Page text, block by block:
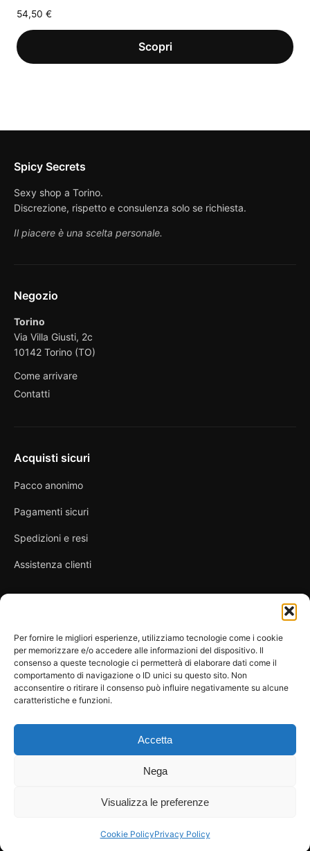
Per fornire le migliori esperienze, utilizziamo tecnologie come i cookie
per memorizzare e/o accedere alle informazioni del dispositivo. Il
consenso a queste tecnologie ci permetterà di elaborare dati come il
comportamento di navigazione o ID unici su questo sito. Non
acconsentire o ritirare il consenso può influire negativamente su alcune
caratteristiche e funzioni.
Accetta
Nega
Visualizza le preferenze
Cookie PolicyPrivacy Policy
54,50 €
Spicy Secrets
Sexy shop a Torino.
Discrezione, rispetto e consulenza solo se richiesta.
Il piacere è una scelta personale.
Negozio
Torino
Via Villa Giusti, 2c
10142 Torino (TO)
Come arrivare
Contatti
Acquisti sicuri
Pacco anonimo
Pagamenti sicuri
Spedizioni e resi
Assistenza clienti
Privacy Policy
Condizioni di vendita
© 2026 Spicy Secrets
Pagamenti gestiti tramite circuiti sicuri e certificati.